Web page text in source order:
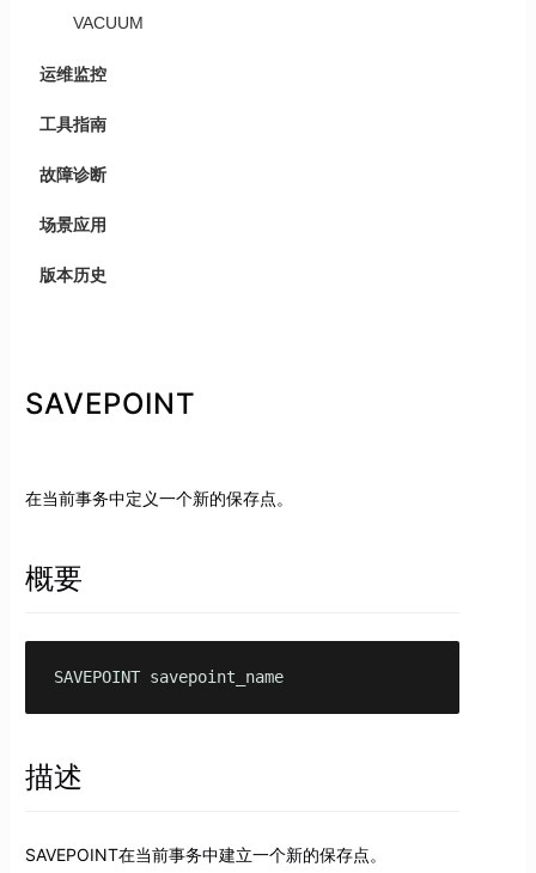
VACUUM
运维监控
工具指南
故障诊断
场景应用
版本历史
SAVEPOINT
在当前事务中定义一个新的保存点。
概要
SAVEPOINT savepoint_name
描述
SAVEPOINT在当前事务中建立一个新的保存点。